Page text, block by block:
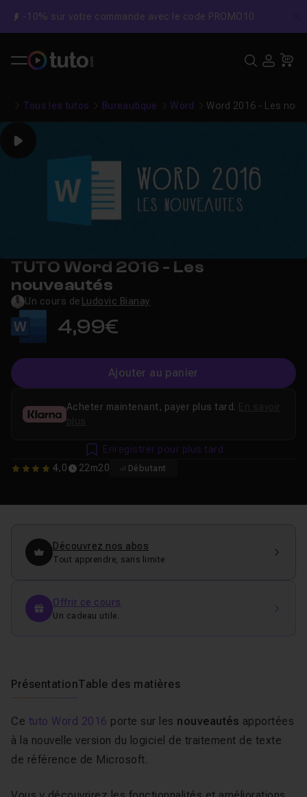
-10% sur votre commande avec le code PROMO10
Tous les tutos Bureautique Word Word 2016 - Les
Play
TUTO Word 2016 - Les
nouveautés
Un cours de Ludovic Bianay
4,99€
Ajouter au panier
4 4,0 22m20 Débutant
Acheter maintenant, payer plus tard.
plus
Enregistrer pour plus tard
Découvrez nos abos
Tout apprendre, sans limite
Offrir ce cours
Un cadeau utile.
PrésentationTable des matières
Ce tuto Word 2016 porte sur les nouveautés apportées
à la nouvelle version du logiciel de traitement de texte
de référence de Microsoft.